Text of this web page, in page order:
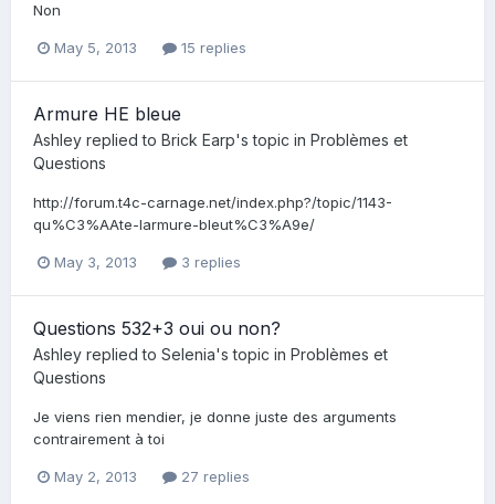
Non
May 5, 2013 15 replies
Armure HE bleue
Ashley replied to Brick Earp's topic in Problèmes et
Questions
http://forum.t4c-carnage.net/index.php?/topic/1143-
qu%C3%AAte-larmure-bleut%C3%A9e/
May 3, 2013 3 replies
Questions 532+3 oui ou non?
Ashley replied to Selenia's topic in Problèmes et
Questions
Je viens rien mendier, je donne juste des arguments
contrairement à toi
May 2, 2013 27 replies